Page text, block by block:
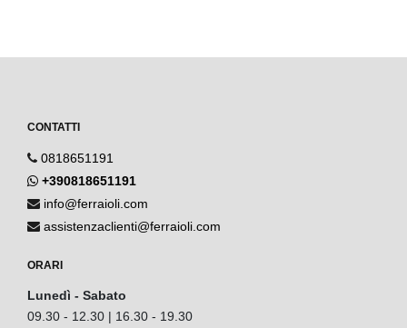
CONTATTI
0818651191
+390818651191
info@ferraioli.com
assistenzaclienti@ferraioli.com
ORARI
Lunedì - Sabato
09.30 - 12.30 | 16.30 - 19.30